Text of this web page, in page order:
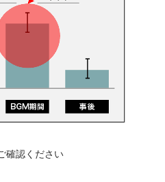
確認ください